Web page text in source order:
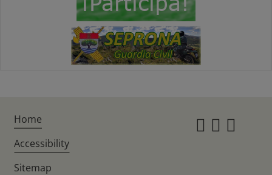
Home
Accessibility
Sitemap